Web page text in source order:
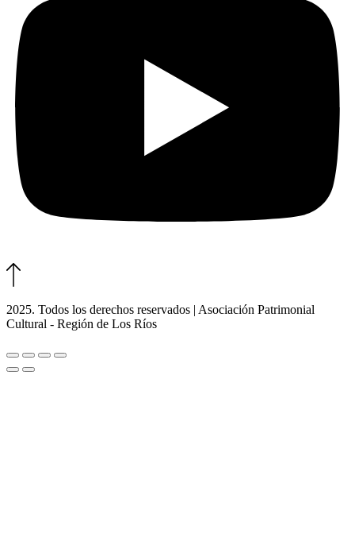
2025. Todos los derechos reservados | Asociación Patrimonial
Cultural - Región de Los Ríos